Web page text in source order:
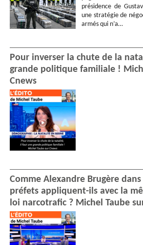
présidence de
une stratégie de
armés qui n’a…
Pour inverser la chute de la
grande politique familiale !
Cnews
Comme Alexandre Brugère
préfets appliquent-ils avec la
loi narcotrafic ? Michel Taube